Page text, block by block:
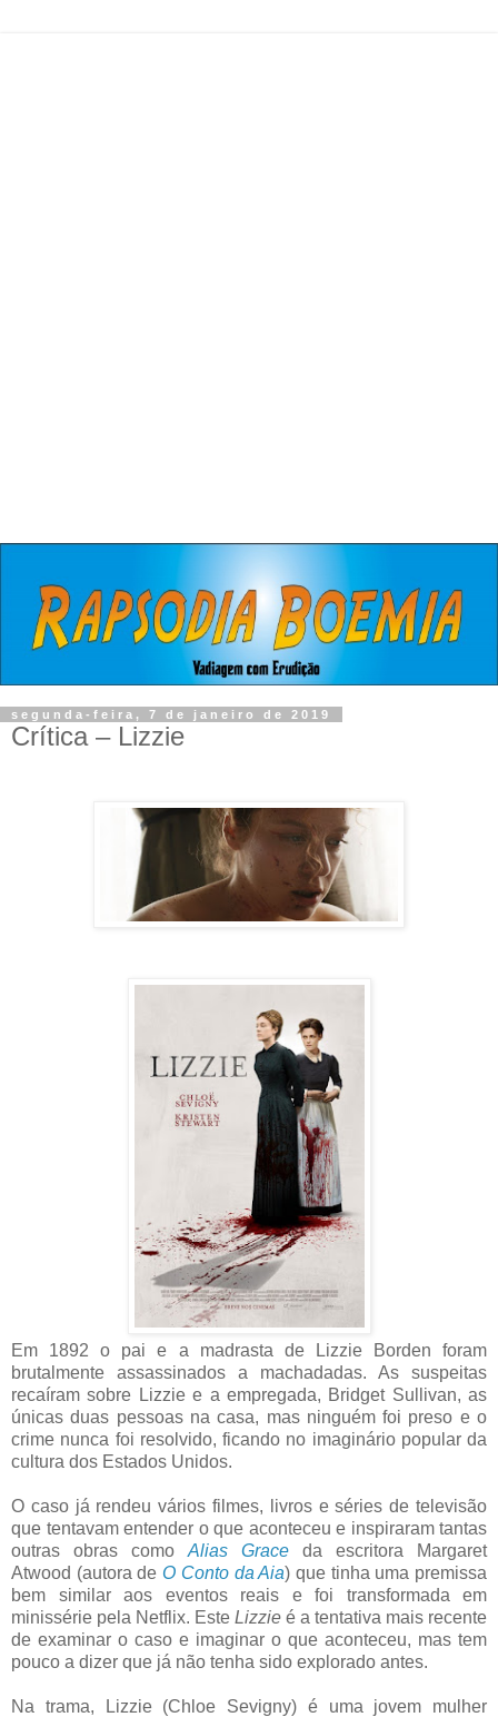
segunda-feira, 7 de janeiro de 2019
Crítica – Lizzie
Em 1892 o pai e a madrasta de Lizzie Borden foram
brutalmente assassinados a machadadas. As suspeitas
recaíram sobre Lizzie e a empregada, Bridget Sullivan, as
únicas duas pessoas na casa, mas ninguém foi preso e o
crime nunca foi resolvido, ficando no imaginário popular da
cultura dos Estados Unidos.
O caso já rendeu vários filmes, livros e séries de televisão
que tentavam entender o que aconteceu e inspiraram tantas
outras obras como Alias Grace
da escritora Margaret
Atwood (autora de O Conto da Aia) que tinha uma premissa
bem similar aos eventos reais e foi transformada em
minissérie pela Netflix. Este Lizzie é a tentativa mais recente
de examinar o caso e imaginar o que aconteceu, mas tem
pouco a dizer que já não tenha sido explorado antes.
Na trama, Lizzie (Chloe Sevigny) é uma jovem mulher